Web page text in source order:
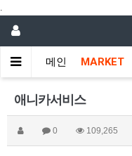
.
메인 MARKET
애니카서비스
0 109,265